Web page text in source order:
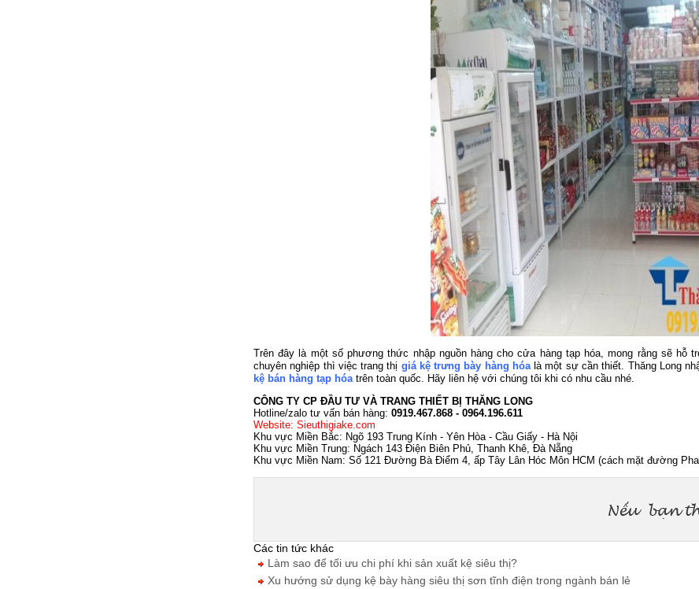
Trên đây là một số phương thức nhập nguồn hàng cho cửa hàng tạp hóa, mong rằng sẽ hỗ
chuyên nghiệp thì việc trang thị giá kệ trưng bày hàng hóalà một sự cần thiết. Thăng Long
kệ bán hàng tạp hóatrên toàn quốc. Hãy liên hệ với chúng tôi khi có nhu cầu nhé.
CÔNG TY CP ĐẦU TƯ VÀ TRANG THIẾT BỊ THĂNG LONG
Hotline/zalo tư vấn bán hàng: 0919.467.868 - 0964.196.611
Website: Sieuthigiake.com
Khu vực Miền Bắc: Ngõ 193 Trung Kính - Yên Hòa - Cầu Giấy - Hà Nội
Khu vực Miền Trung: Ngách 143 Điện Biên Phủ, Thanh Khê, Đà Nẵng
Khu vực Miền Nam: Số 121 Đường Bà Điểm 4, ấp Tây Lân Hóc Môn HCM (cách mặt đường
Các tin tức khác
Làm sao để tối ưu chi phí khi sản xuất kệ siêu thị?
Xu hướng sử dụng kệ bày hàng siêu thị sơn tĩnh điện trong ngành bán lẻ